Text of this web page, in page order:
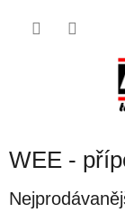
WEE -